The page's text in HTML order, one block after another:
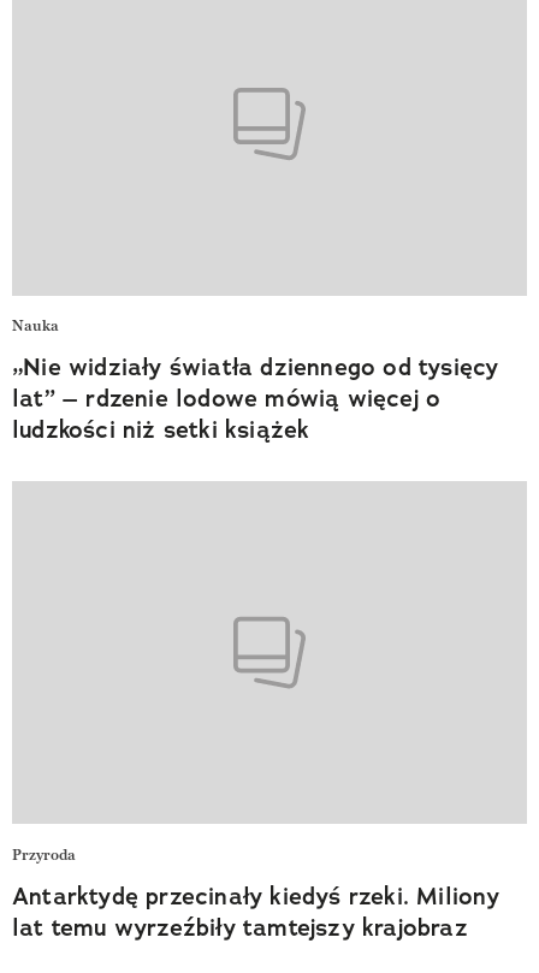
Nauka
„Nie widziały światła dziennego od tysięcy
lat” – rdzenie lodowe mówią więcej o
ludzkości niż setki książek
Przyroda
Antarktydę przecinały kiedyś rzeki. Miliony
lat temu wyrzeźbiły tamtejszy krajobraz